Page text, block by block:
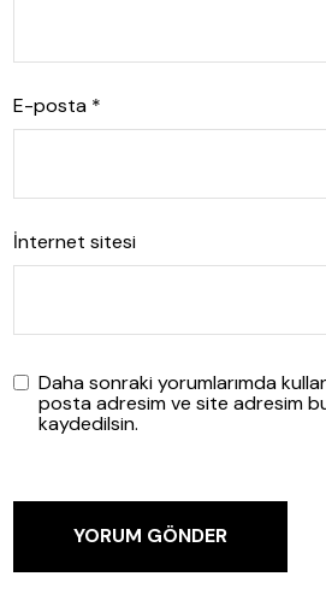
E-posta *
İnternet sitesi
Daha sonraki yorumlarımda
posta adresim ve site adresim
kaydedilsin.
YORUM GÖNDER